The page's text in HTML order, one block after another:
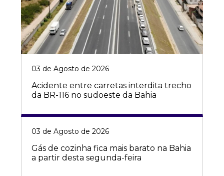
03 de Agosto de 2026
Acidente entre carretas interdita trecho
da BR-116 no sudoeste da Bahia
03 de Agosto de 2026
Gás de cozinha fica mais barato na Bahia
a partir desta segunda-feira